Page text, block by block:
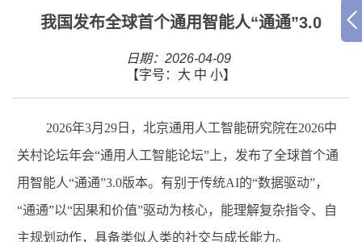
我国发布全球首个通用智能人“通通”3.0
日期：2026-04-09
【字号： 大 中 小】
2026年3月 29 日，北京通用人工智能研究院在2026中
关村论坛年会“通用人工智能论坛”上，发布了全球首个通
用智能人“通通”3.0版本。有别于传统AI的“数据驱动”，
“通通”以“因果和价值”驱动为核心，能理解复杂指令、自
主规划动作，具备类似人类的社交与成长能力。